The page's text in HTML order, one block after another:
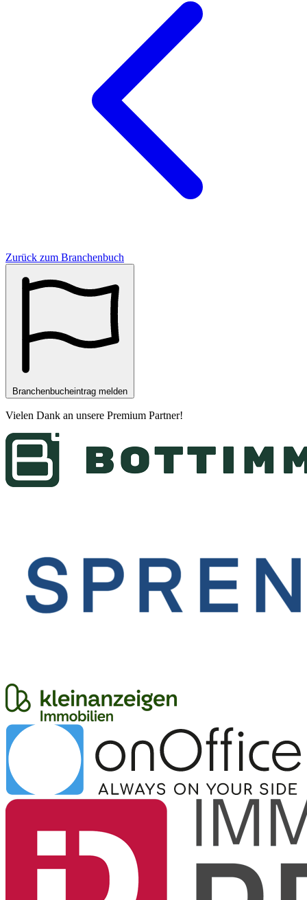
Zurück zum Branchenbuch
Branchenbucheintrag melden
Vielen Dank an unsere Premium Partner!